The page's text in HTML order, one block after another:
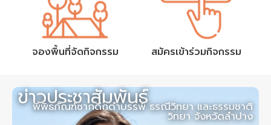
จองพื้นที่จัดกิจกรรม สมัครเข้าร่วมกิจกรรม
ข่าวประชาสัมพันธ์
พิพิธภัณฑ์ซากดึกดำบรรพ์ ธรณีวิทยา และธรรมชาติ
วิทยา จังหวัดลำปาง